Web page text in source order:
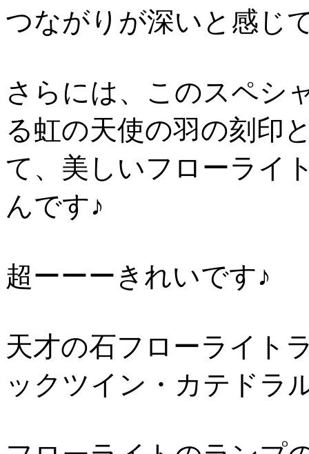
つながりが深いと感じ
さらには、このスペシ
る虹の天使の羽の刻印
て、美しいフローライ
んです♪
超ーーーきれいです♪
天才の石フローライト
ックツイン・カテドラ